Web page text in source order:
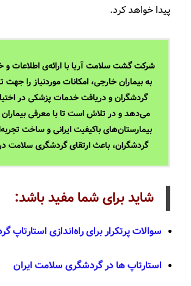
پیدا خواهد کرد.
شرکت گشت سلامت آریا با ارائه­‌ی اطلاعات و
به بیماران خارجی، امکانات موردنیاز را
گردشگران و دریافت خدمات پزشکی در
می‌دهد و در تلاش است تا با معرفی
بیمارستان­‌های باکیفیت ایرانی و ساخت
گردشگران، باعث ارتقای گردشگری سلامت
شاید برای شما مفید باشد:
سوالات پرتکرار برای راه‌اندازی
استارتاپ ها در گردشگری سلامت ایران